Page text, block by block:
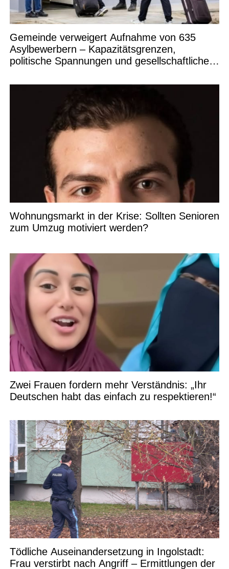
Gemeinde verweigert Aufnahme von 635
Asylbewerbern – Kapazitätsgrenzen,
politische Spannungen und gesellschaftliche
Wohnungsmarkt in der Krise: Sollten Senioren
zum Umzug motiviert werden?
Zwei Frauen fordern mehr Verständnis: „Ihr
Deutschen habt das einfach zu respektieren!“
Tödliche Auseinandersetzung in Ingolstadt:
Frau verstirbt nach Angriff – Ermittlungen der